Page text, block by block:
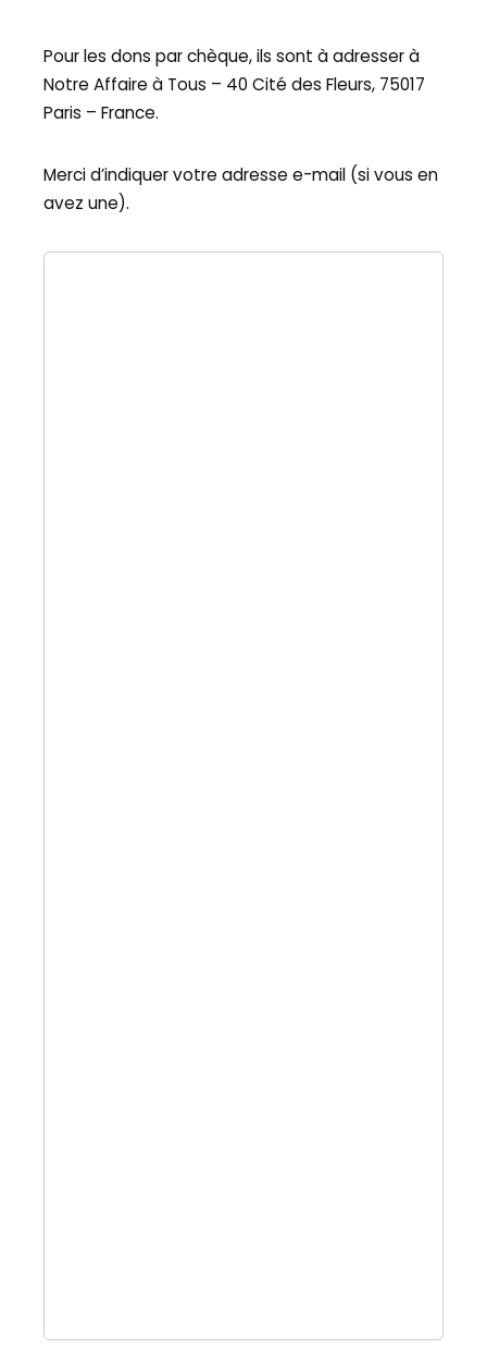
Pour les dons par chèque, ils sont à adresser à
Notre Affaire à Tous – 40 Cité des Fleurs, 75017
Paris – France.
Merci d’indiquer votre adresse e-mail (si vous en
avez une).